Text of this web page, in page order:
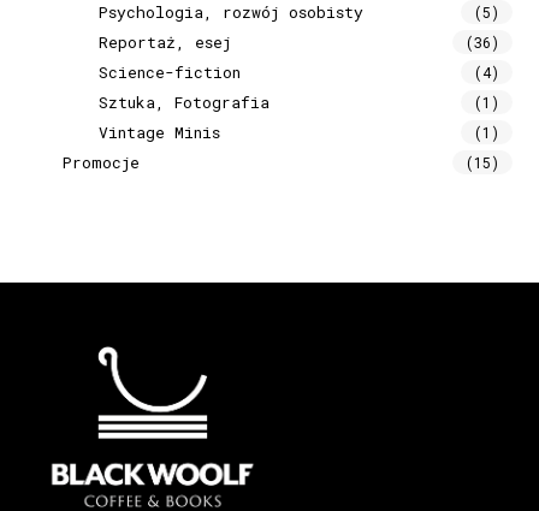
Psychologia, rozwój osobisty (5)
Reportaż, esej (36)
Science-fiction (4)
Sztuka, Fotografia (1)
Vintage Minis (1)
Promocje (15)